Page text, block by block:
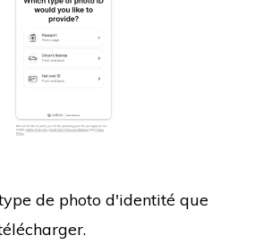
de photo d'identité que